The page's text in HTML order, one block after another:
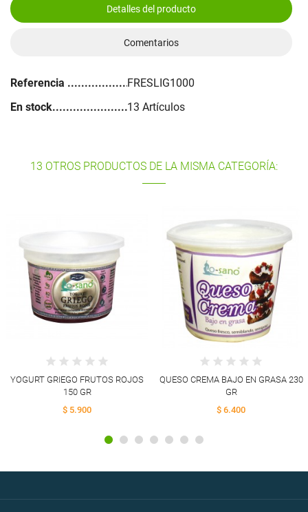
Detalles del producto
Comentarios
Referencia
FRESLIG1000
En stock
13 Artículos
13 OTROS PRODUCTOS DE LA MISMA CATEGORÍA:
YOGURT GRIEGO FRUTOS ROJOS
150 GR
$ 5.900
QUESO CREMA BAJO EN GRASA 230
GR
$ 6.400